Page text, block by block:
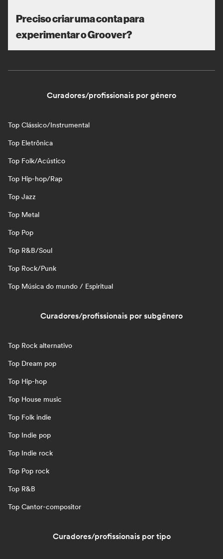
Preciso criar uma conta para
experimentar o Groover?
Curadores/profissionais por género
Top Clássico/Instrumental
Top Eletrônica
Top Folk/Acústico
Top Hip-hop/Rap
Top Jazz
Top Metal
Top Pop
Top R&B/Soul
Top Rock/Punk
Top Música do mundo / Espiritual
Curadores/profissionais por subgênero
Top Rock alternativo
Top Dream pop
Top Hip-hop
Top House music
Top Folk indie
Top Indie pop
Top Indie rock
Top Pop rock
Top R&B
Top Cantor-compositor
Curadores/profissionais por tipo